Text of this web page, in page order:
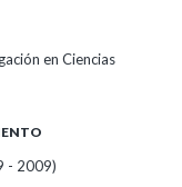
en Ciencias
- 2009)